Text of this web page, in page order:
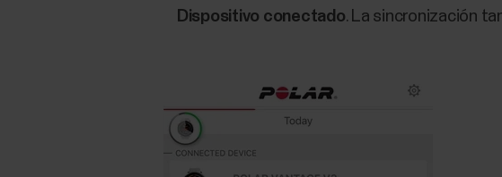
Dispositivo conectado. La sincronización